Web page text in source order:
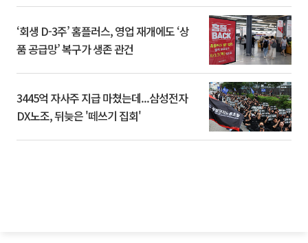
‘회생 D-3주’ 홈플러스, 영업 재개에도 ‘상
품 공급망’ 복구가 생존 관건
3445억 자사주 지급 마쳤는데...삼성전자
DX노조, 뒤늦은 '떼쓰기 집회'